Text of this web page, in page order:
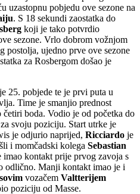
uzastopnu pobjedu ove sezone na
. S 18 sekundi zaostatka do
koji je tako potvrdio
sezone. Vrlo dobrom vožnjom
postolja, ujedno prve ove sezone
za Rosbergom došao je
25. pobjede te je prvi puta u
Time je smanjio prednost
četiri boda. Vodio je od početka do
svoju poziciju. Start utrke je
je odjurio naprijed, Ricciardo je
i momčadski kolega Sebastian
kontakt prije prvog zavoja s
odlično. Manji kontakt imao je i
vozačem Valtterijem
poziciju od Masse.